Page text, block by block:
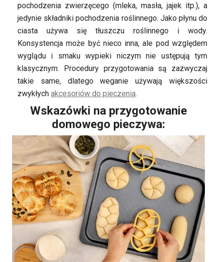
pochodzenia zwierzęcego (mleka, masła, jajek itp.), a
jedynie składniki pochodzenia roślinnego. Jako płynu do
ciasta używa się tłuszczu roślinnego i wody.
Konsystencja może być nieco inna, ale pod względem
wyglądu i smaku wypieki niczym nie ustępują tym
klasycznym. Procedury przygotowania są zazwyczaj
takie same, dlatego weganie używają większości
zwykłych akcesoriów do pieczenia.
Wskazówki na przygotowanie
domowego pieczywa: